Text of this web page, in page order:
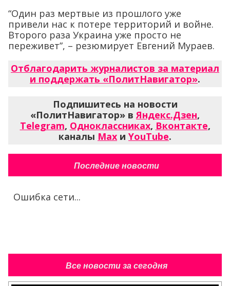
“Один раз мертвые из прошлого уже
привели нас к потере территорий и войне.
Второго раза Украина уже просто не
переживет”, – резюмирует Евгений Мураев.
Отблагодарить журналистов за материал
и поддержать «ПолитНавигатор».
Подпишитесь на новости
«ПолитНавигатор» вЯндекс.Дзен,
Telegram, Одноклассниках, Вконтакте,
каналы Max и YouTube.
Последние новости
Ошибка сети...
Все новости за сегодня